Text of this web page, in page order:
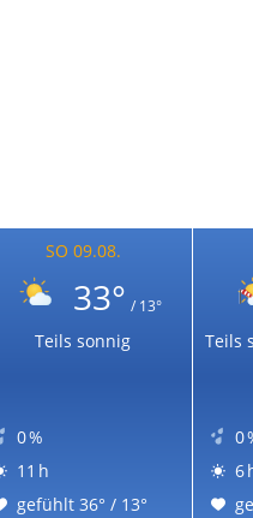
SO 09.08.
33° / 13°
Teils sonnig
0 %
11 h
gefühlt 36° / 13°
Teils
0
6